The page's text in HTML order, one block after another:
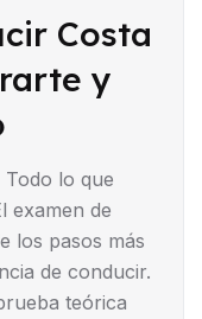
Costa
y
Todo lo que
examen de
los pasos más
de conducir.
teórica